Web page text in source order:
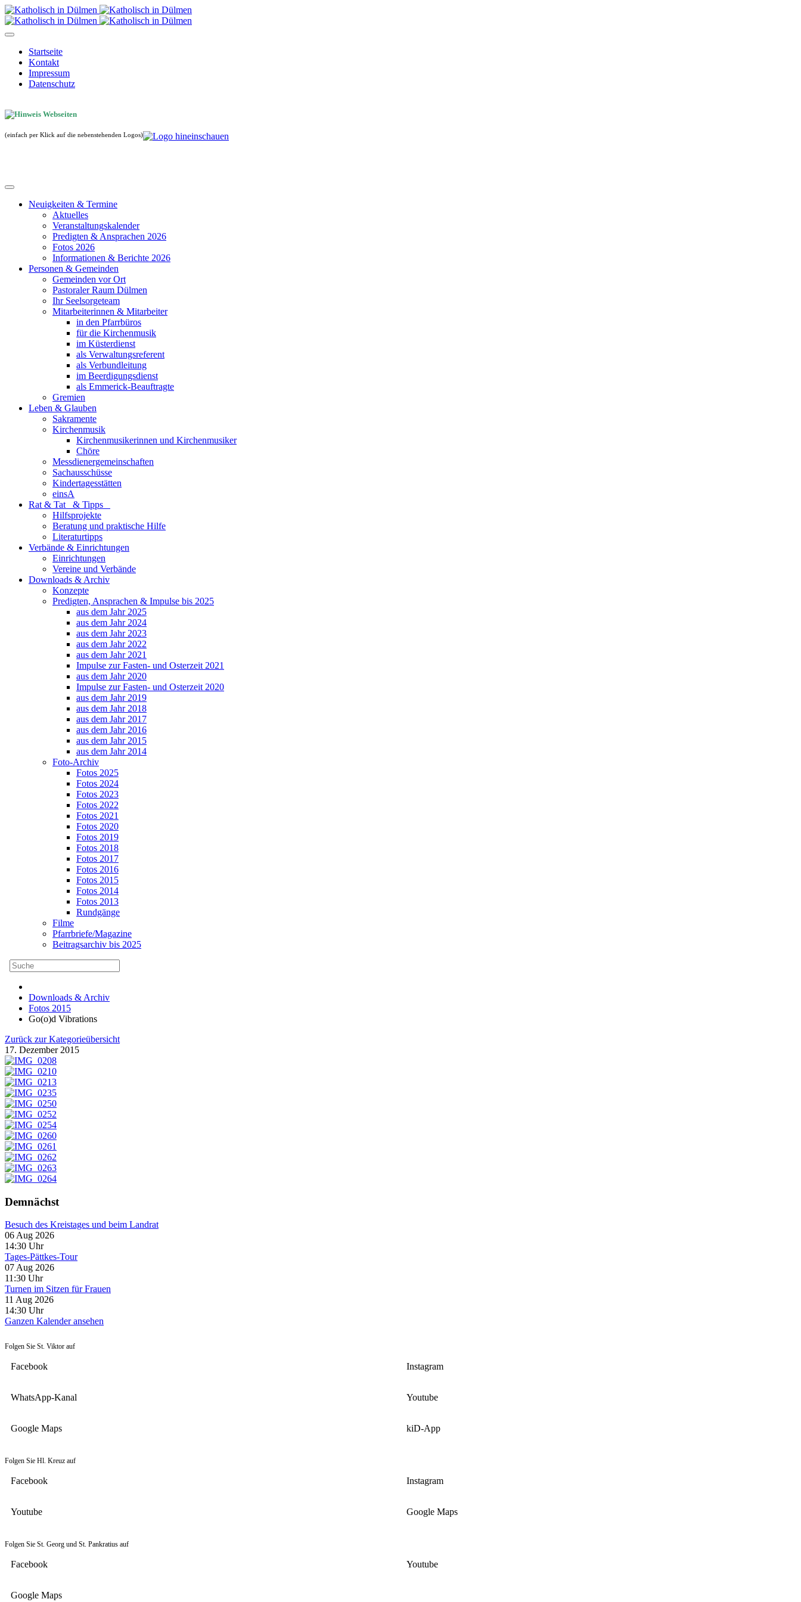
Startseite
Kontakt
Impressum
Datenschutz
(einfach per Klick auf die nebenstehenden Logos)
Neuigkeiten & Termine
Aktuelles
Veranstaltungskalender
Predigten & Ansprachen 2026
Fotos 2026
Informationen & Berichte 2026
Personen & Gemeinden
Gemeinden vor Ort
Pastoraler Raum Dülmen
Ihr Seelsorgeteam
Mitarbeiterinnen & Mitarbeiter
in den Pfarrbüros
für die Kirchenmusik
im Küsterdienst
als Verwaltungsreferent
als Verbundleitung
im Beerdigungsdienst
als Emmerick-Beauftragte
Gremien
Leben & Glauben
Sakramente
Kirchenmusik
Kirchenmusikerinnen und Kirchenmusiker
Chöre
Messdienergemeinschaften
Sachausschüsse
Kindertagesstätten
einsA
Rat & Tat & Tipps
Hilfsprojekte
Beratung und praktische Hilfe
Literaturtipps
Verbände & Einrichtungen
Einrichtungen
Vereine und Verbände
Downloads & Archiv
Konzepte
Predigten, Ansprachen & Impulse bis 2025
aus dem Jahr 2025
aus dem Jahr 2024
aus dem Jahr 2023
aus dem Jahr 2022
aus dem Jahr 2021
Impulse zur Fasten- und Osterzeit 2021
aus dem Jahr 2020
Impulse zur Fasten- und Osterzeit 2020
aus dem Jahr 2019
aus dem Jahr 2018
aus dem Jahr 2017
aus dem Jahr 2016
aus dem Jahr 2015
aus dem Jahr 2014
Foto-Archiv
Fotos 2025
Fotos 2024
Fotos 2023
Fotos 2022
Fotos 2021
Fotos 2020
Fotos 2019
Fotos 2018
Fotos 2017
Fotos 2016
Fotos 2015
Fotos 2014
Fotos 2013
Rundgänge
Filme
Pfarrbriefe/Magazine
Beitragsarchiv bis 2025
Downloads & Archiv
Fotos 2015
Go(o)d Vibrations
Zurück zur Kategorieübersicht
17. Dezember 2015
Demnächst
Besuch des Kreistages und beim Landrat
06 Aug 2026
14:30 Uhr
Tages-Pättkes-Tour
07 Aug 2026
11:30 Uhr
Turnen im Sitzen für Frauen
11 Aug 2026
14:30 Uhr
Ganzen Kalender ansehen
Folgen Sie St. Viktor auf
Facebook Instagram
WhatsApp-Kanal Youtube
Google Maps kiD-App
Folgen Sie Hl. Kreuz auf
Facebook Instagram
Youtube Google Maps
Folgen Sie St. Georg und St. Pankratius auf
Facebook Youtube
Google Maps